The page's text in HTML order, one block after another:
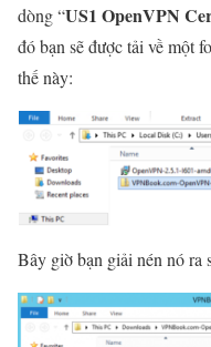
dòng “US1 OpenVPN
đó bạn sẽ được tải về một
thế này:
Bây giờ bạn giải nén nó ra